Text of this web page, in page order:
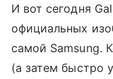
И вот сегодня
официальных
самой Samsung.
(а затем быстро